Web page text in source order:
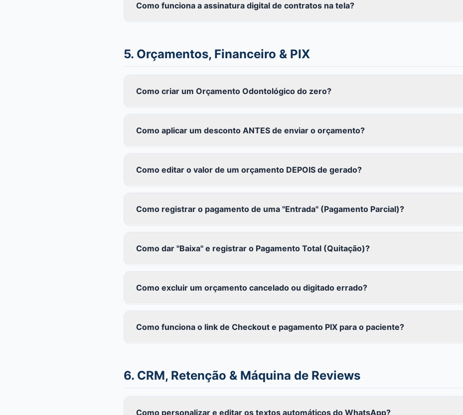
Como funciona a assinatura digital de contratos na tela?
5. Orçamentos, Financeiro & PIX
Como criar um Orçamento Odontológico do zero?
Como aplicar um desconto ANTES de enviar o orçamento?
Como editar o valor de um orçamento DEPOIS de gerado?
Como registrar o pagamento de uma "Entrada" (Pagamento Parcial)?
Como dar "Baixa" e registrar o Pagamento Total (Quitação)?
Como excluir um orçamento cancelado ou digitado errado?
Como funciona o link de Checkout e pagamento PIX para o paciente?
6. CRM, Retenção & Máquina de Reviews
Como personalizar e editar os textos automáticos do WhatsApp?